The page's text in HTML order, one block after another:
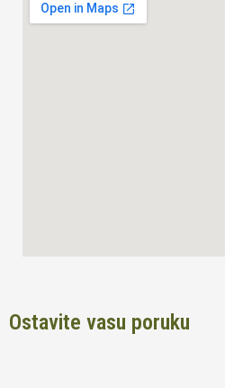
Ostavite vasu poruku